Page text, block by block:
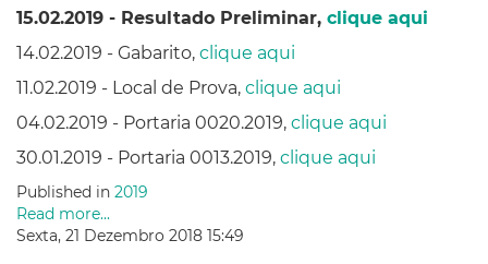
15.02.2019 - Resultado Preliminar, clique aqui
14.02.2019 - Gabarito, clique aqui
11.02.2019 - Local de Prova, clique aqui
04.02.2019 - Portaria 0020.2019, clique aqui
30.01.2019 - Portaria 0013.2019, clique aqui
Published in 2019
Read more...
Sexta, 21 Dezembro 2018 15:49